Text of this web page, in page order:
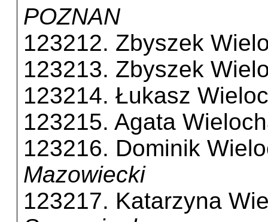
POZNAN
123212. Zbyszek
123213. Zbyszek
123214. Łukasz
123215. Agata
123216. Dominik
Mazowiecki
123217. Katarzyna